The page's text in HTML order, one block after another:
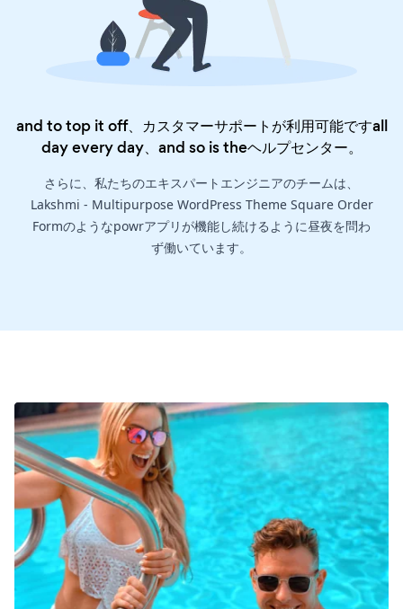
and to top it off、カスタマーサポートが利用可能ですall
day every day、and so is theヘルプセンター。
さらに、私たちのエキスパートエンジニアのチームは、
Lakshmi - Multipurpose WordPress Theme Square Order
Formのようなpowrアプリが機能し続けるように昼夜を問わ
ず働いています。